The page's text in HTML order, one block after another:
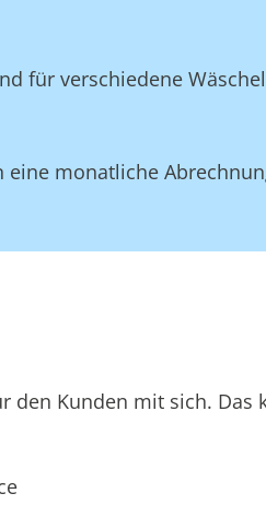
für verschiedene
monatliche
Kunden mit sich. Das